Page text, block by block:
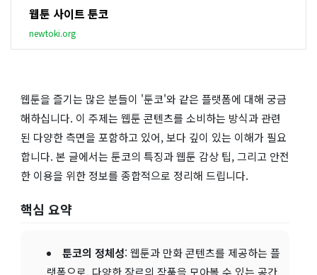
웹툰 사이트 툰코
newtoki.org
웹툰을 즐기는 많은 분들이 '툰코'와 같은 플랫폼에 대해 궁금
해하십니다. 이 주제는 웹툰 콘텐츠를 소비하는 방식과 관련
된 다양한 측면을 포함하고 있어, 보다 깊이 있는 이해가 필요
합니다. 본 글에서는 툰코의 특징과 웹툰 감상 팁, 그리고 안전
한 이용을 위한 정보를 종합적으로 정리해 드립니다.
핵심 요약
툰코의 정체성: 웹툰과 만화 콘텐츠를 제공하는 플
랫폼으로, 다양한 장르의 작품을 모아볼 수 있는 공간